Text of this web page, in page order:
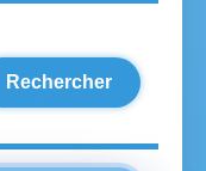
Rechercher